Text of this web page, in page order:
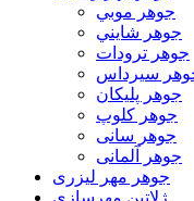
جوهر موبي
جوهر شايني
جوهر ترودات
سيرداس
جوهر پلیکان
جوهر کلوپ
جوهر سانی
جوهر آلمانی
جوهر مهر لیزری
ژلاتين مهرسازی